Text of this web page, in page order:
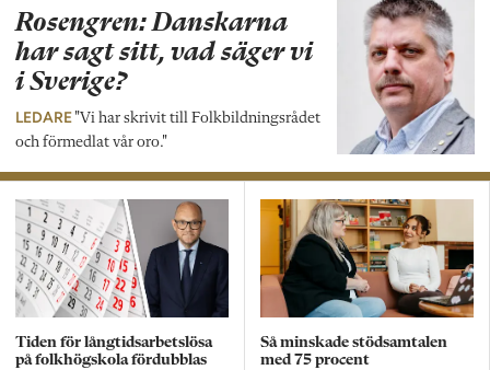
Rosengren: Danskarna
har sagt sitt, vad säger vi
i Sverige?
LEDARE "Vi har skrivit till Folkbildningsrådet
och förmedlat vår oro."
Tiden för långtidsarbetslösa
på folkhögskola fördubblas
Så minskade stödsamtalen
med 75 procent